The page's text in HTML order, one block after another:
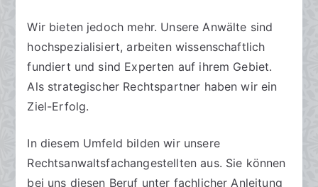
Wir bieten jedoch mehr. Unsere Anwälte sind
hochspezialisiert, arbeiten wissenschaftlich
fundiert und sind Experten auf ihrem Gebiet.
Als strategischer Rechtspartner haben wir ein
Ziel-Erfolg.
In diesem Umfeld bilden wir unsere
Rechtsanwaltsfachangestellten aus. Sie können
bei uns diesen Beruf unter fachlicher Anleitung